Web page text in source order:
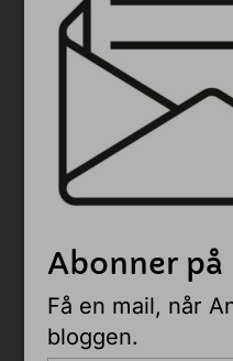
Abonner
Få en mail, når
bloggen.